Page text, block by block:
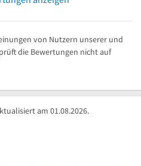
von Nutzern unserer und
die Bewertungen nicht auf
am 01.08.2026.